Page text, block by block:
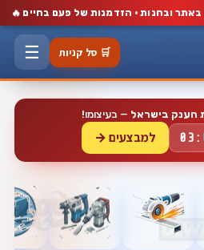
באתר ובחנות · הזדמנות של פעם בחיים🔥
🛒 סל קניות ☰
הענק בישראל — בעיצומו!
למבצעים →